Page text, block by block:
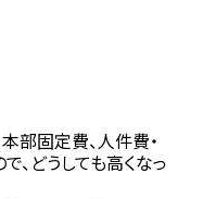
部固定費、人件費・
、どうしても高くなっ